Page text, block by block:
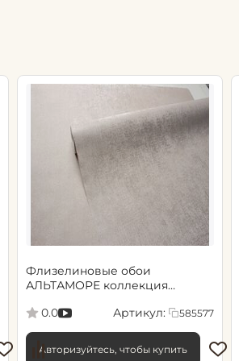
Флизелиновые обои
АЛЬТАМОРЕ коллекция
0.0
Артикул: 585577
Авторизуйтесь, чтобы купить